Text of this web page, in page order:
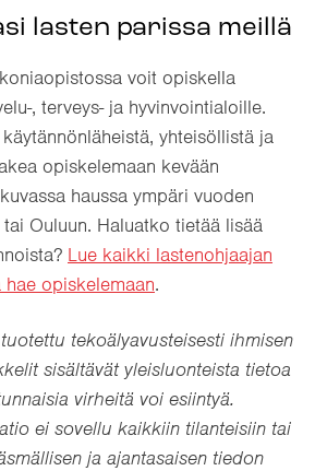
lasten parissa meillä
voit opiskella
, terveys- ja hyvinvointialoille.
yhteisöllistä ja
opiskelemaan kevään
haussa ympäri vuoden
Ouluun. Haluatko tietää lisää
Lue kaikki lastenohjaajan
opiskelemaan.
tekoälyavusteisesti ihmisen
sisältävät yleisluonteista tietoa
virheitä voi esiintyä.
ei sovellu kaikkiin tilanteisiin tai
ja ajantasaisen tiedon